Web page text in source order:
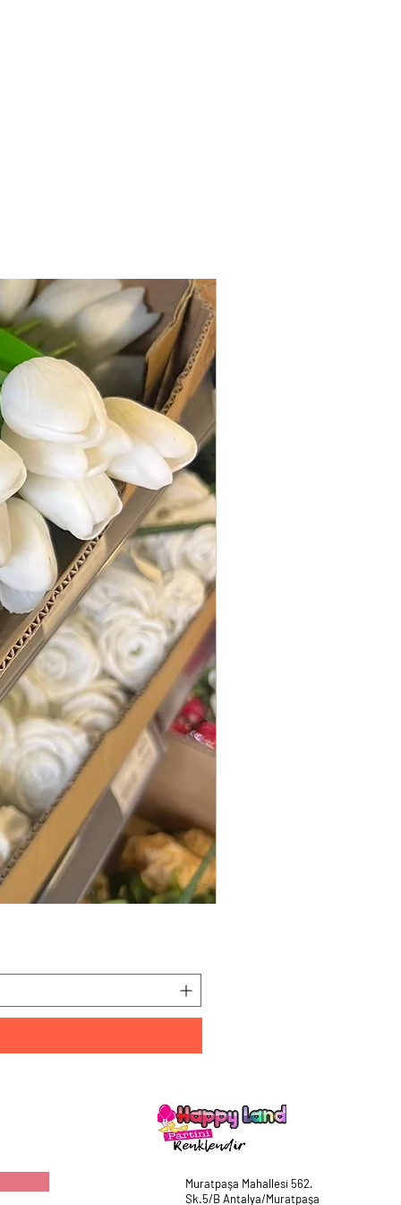
Muratpaşa Mahallesi 562.
Sk.5/B Antalya/Muratpaşa